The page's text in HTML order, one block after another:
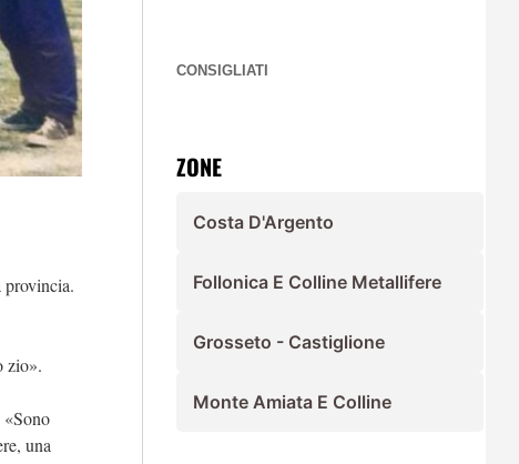
provincia.
zio».
una
CONSIGLIATI
ZONE
Costa D'Argento
Follonica E Colline Metallifere
Grosseto - Castiglione
Monte Amiata E Colline